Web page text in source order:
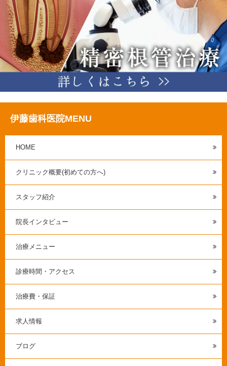
伊藤歯科医院MENU
HOME
クリニック概要(初めての方へ)
スタッフ紹介
院長インタビュー
治療メニュー
診療時間・アクセス
治療費・保証
求人情報
ブログ